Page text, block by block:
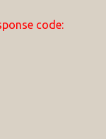
code: